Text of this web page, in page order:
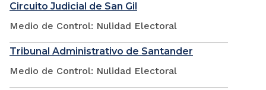
Circuito Judicial de San Gil
Medio de Control: Nulidad Electoral
Tribunal Administrativo de Santander
Medio de Control: Nulidad Electoral